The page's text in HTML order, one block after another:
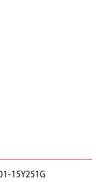
15Y251G